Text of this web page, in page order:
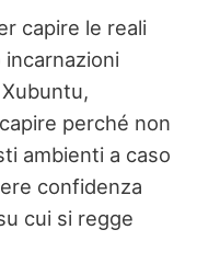
capire le reali
perché non
ambienti a caso
confidenza
cui si regge